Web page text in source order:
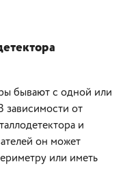
бывают с одной или
зависимости от
и
он может
или иметь